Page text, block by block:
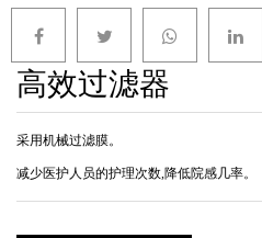
高效过滤器
采用机械过滤膜。
减少医护人员的护理次数,降低院感几率。